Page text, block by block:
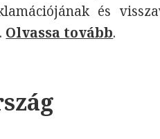
és
Olvassa tovább.